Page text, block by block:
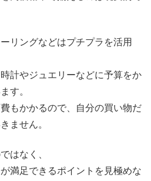
リングなどはプチプラを活用
計やジュエリーなどに予算をか
す。
もかかるので、自分の買い物だ
ません。
はなく、
満足できるポイントを見極めな